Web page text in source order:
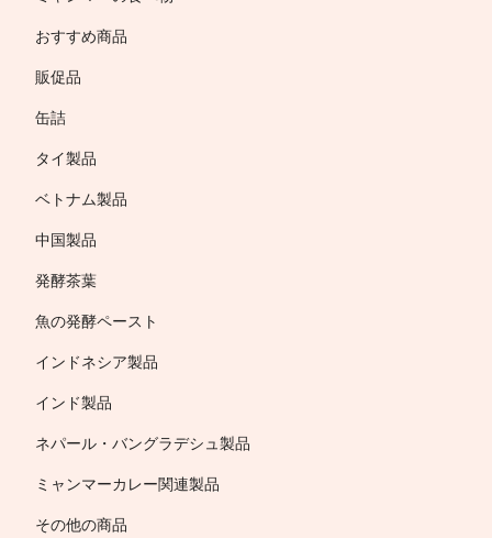
おすすめ商品
販促品
缶詰
タイ製品
ベトナム製品
中国製品
発酵茶葉
魚の発酵ペースト
インドネシア製品
インド製品
ネパール・バングラデシュ製品
ミャンマーカレー関連製品
その他の商品